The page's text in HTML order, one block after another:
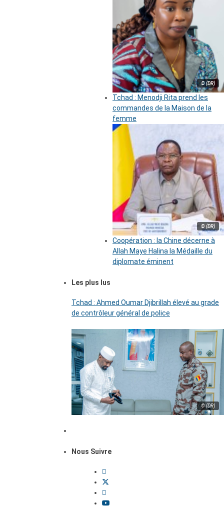
© (DR)
Tchad : Menodji Rita prend les
commandes de la Maison de la
femme
© (DR)
Coopération : la Chine décerne à
Allah Maye Halina la Médaille du
diplomate éminent
Les plus lus
Tchad : Ahmed Oumar Djibrillah élevé au grade
de contrôleur général de police
© (DR)
Nous Suivre